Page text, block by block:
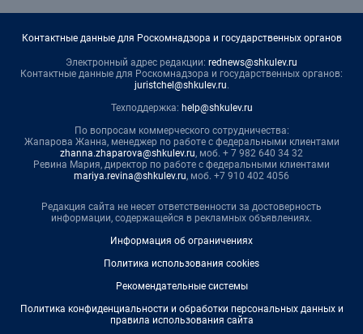
Контактные данные для Роскомнадзора и государственных органов
Электронный адрес редакции: rednews@shkulev.ru
Контактные данные для Роскомнадзора и государственных органов:
juristchel@shkulev.ru.
Техподдержка: help@shkulev.ru
По вопросам коммерческого сотрудничества:
Жапарова Жанна, менеджер по работе с федеральными клиентами
zhanna.zhaparova@shkulev.ru, моб. + 7 982 640 34 32
Ревина Мария, директор по работе с федеральными клиентами
mariya.revina@shkulev.ru, моб. +7 910 402 4056
Редакция сайта не несет ответственности за достоверность
информации, содержащейся в рекламных объявлениях.
Информация об ограничениях
Политика использования cookies
Рекомендательные системы
Политика конфиденциальности и обработки персональных данных и
правила использования сайта